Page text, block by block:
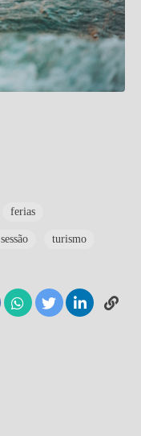
ferias
sessão turismo